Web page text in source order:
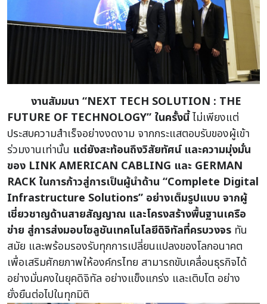
งานสัมมนา “NEXT TECH SOLUTION : THE
FUTURE OF TECHNOLOGY” ในครั้งนี้ไม่เพียงแต่
ประสบความสำเร็จอย่างงดงาม จากกระแสตอบรับของผู้เข้า
ร่วมงานเท่านั้น แต่ยังสะท้อนถึงวิสัยทัศน์ และความมุ่งมั่น
ของ LINK AMERICAN CABLING และ GERMAN
RACK ในการก้าวสู่การเป็นผู้นำด้าน “Complete Digital
Infrastructure Solutions” อย่างเต็มรูปแบบ จากผู้
เชี่ยวชาญด้านสายสัญญาณ และโครงสร้างพื้นฐานเครือ
ข่าย สู่การส่งมอบโซลูชันเทคโนโลยีดิจิทัลที่ครบวงจร ทัน
สมัย และพร้อมรองรับทุกการเปลี่ยนแปลงของโลกอนาคต
เพื่อเสริมศักยภาพให้องค์กรไทย สามารถขับเคลื่อนธุรกิจได้
อย่างมั่นคงในยุคดิจิทัล อย่างแข็งแกร่ง และเติบโต อย่าง
ยั่งยืนต่อไปในทุกมิติ